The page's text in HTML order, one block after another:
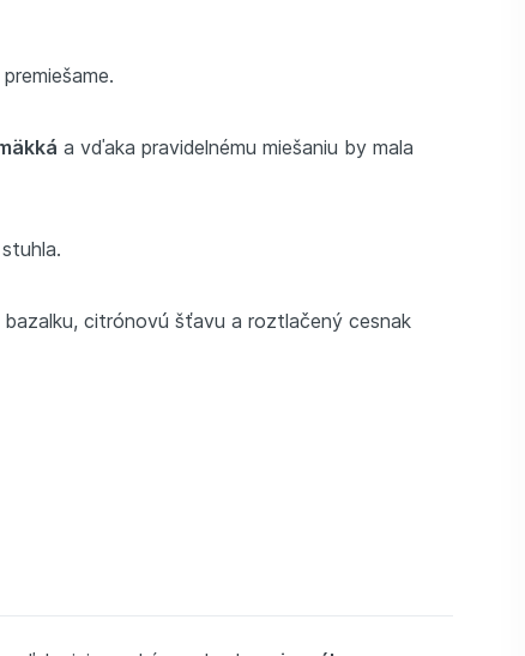
a vďaka pravidelnému miešaniu by mala
bazalku, citrónovú šťavu a roztlačený cesnak